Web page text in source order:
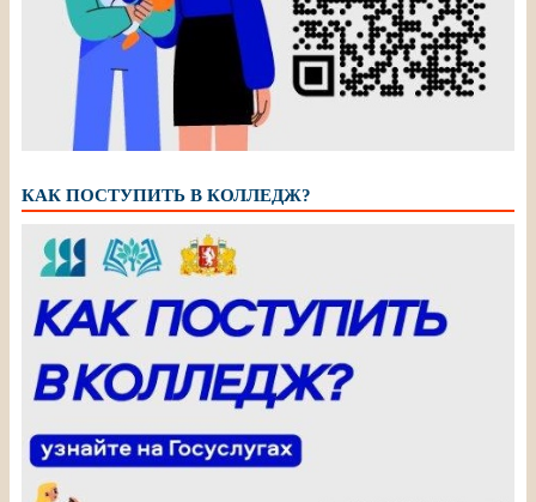
КАК ПОСТУПИТЬ В КОЛЛЕДЖ?